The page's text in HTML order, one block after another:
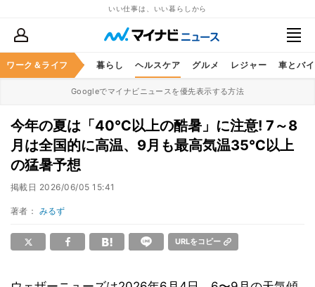
いい仕事は、いい暮らしから
ワーク＆ライフ
ススキル マネー 暮らし ヘルスケア グルメ レジャー 車とバ
Googleでマイナビニュースを優先表示する方法
今年の夏は「40℃以上の酷暑」に注意! 7～8
月は全国的に高温、9月も最高気温35℃以上
の猛暑予想
掲載日 2026/06/05 15:41
著者： みるず
URLをコピー